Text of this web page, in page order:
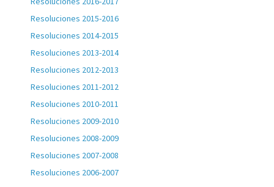
Resoluciones 2015-2016
Resoluciones 2014-2015
Resoluciones 2013-2014
Resoluciones 2012-2013
Resoluciones 2011-2012
Resoluciones 2010-2011
Resoluciones 2009-2010
Resoluciones 2008-2009
Resoluciones 2007-2008
Resoluciones 2006-2007